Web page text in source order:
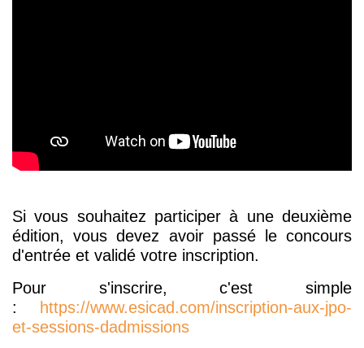
Si vous souhaitez participer à une deuxième
édition, vous devez avoir passé le concours
d'entrée et validé votre inscription.
Pour s'inscrire, c'est simple
: https://www.esicad.com/inscription-aux-jpo-
et-sessions-dadmissions